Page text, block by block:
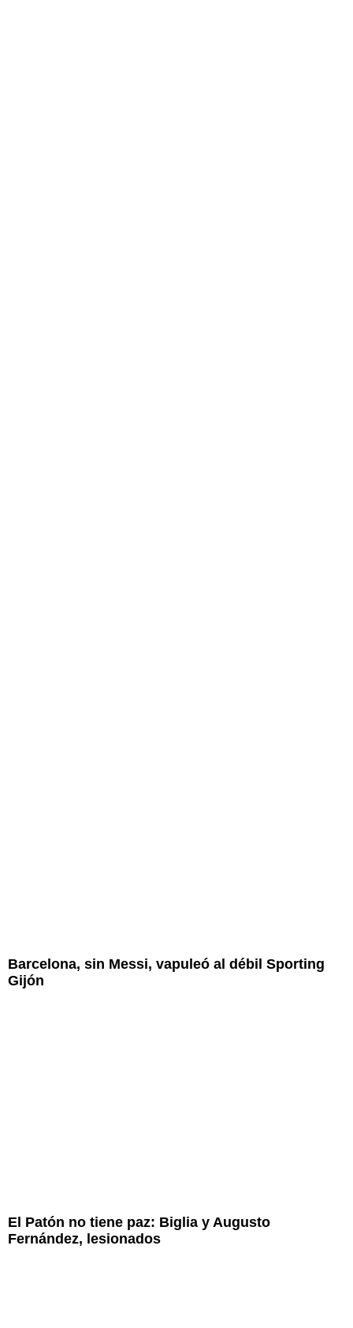
Barcelona, sin Messi, vapuleó al débil Sporting
Gijón
El Patón no tiene paz: Biglia y Augusto
Fernández, lesionados